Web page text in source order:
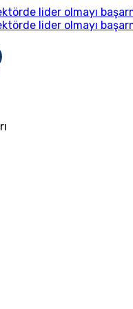
lider olmayı
lider olmayı